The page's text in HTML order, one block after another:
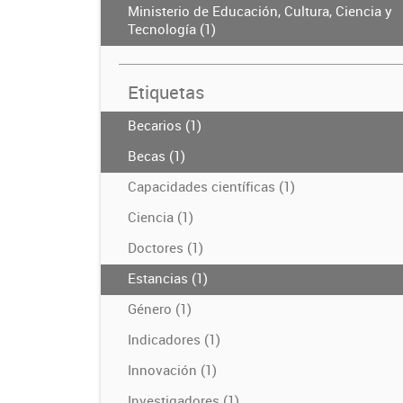
Ministerio de Educación, Cultura, Ciencia y
Tecnología (1)
Etiquetas
Becarios (1)
Becas (1)
Capacidades científicas (1)
Ciencia (1)
Doctores (1)
Estancias (1)
Género (1)
Indicadores (1)
Innovación (1)